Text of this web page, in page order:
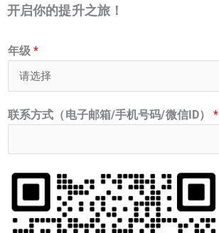
开启你的提升之旅！
年级*
联系方式（电子邮箱/手机号码/微信ID）*